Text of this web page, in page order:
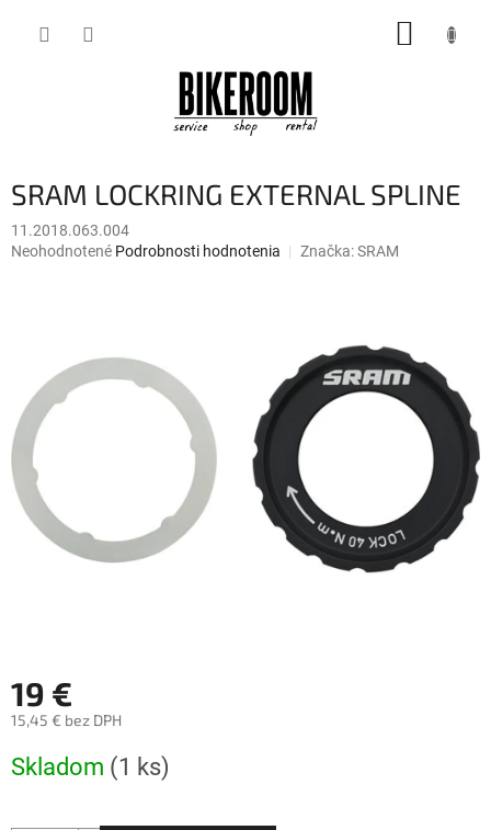
SRAM LOCKRING EXTERNAL SPLINE
11.2018.063.004
Priemerné
hviezdičiek.
Neohodnotené Podrobnosti hodnotenia Značka:SRAM
19 €
15,45 € bez DPH
cena:
Skladom (1 ks)